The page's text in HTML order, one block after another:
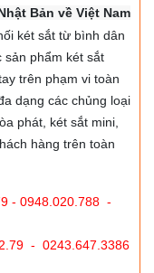
Bản về Việt Nam
két sắt từ bình dân
sản phẩm két sắt
trên phạm vi toàn
dạng các chủng loại
phát, két sắt mini,
hàng trên toàn
- 0948.020.788 -
- 0243.647.3386